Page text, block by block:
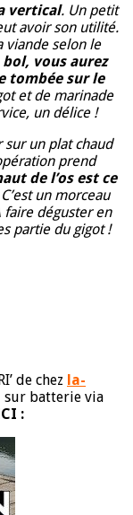
vertical. Un petit
avoir son utilité.
viande selon le
bol, vous aurez
tombée sur le
et de marinade
un délice !
un plat chaud
prend
de l’os est ce
C’est un morceau
faire déguster en
partie du gigot !
de chez la-
sur batterie via
: